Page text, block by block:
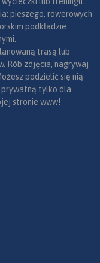
pieszego, rowerowych
podkładzie
trasą lub
Rób zdjęcia, nagrywaj
podzielić się nią
prywatną tylko dla
stronie www!